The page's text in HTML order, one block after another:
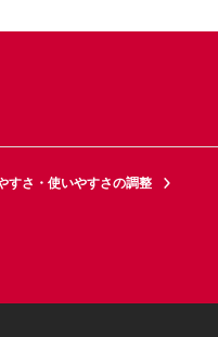
すさ・使いやすさの調整